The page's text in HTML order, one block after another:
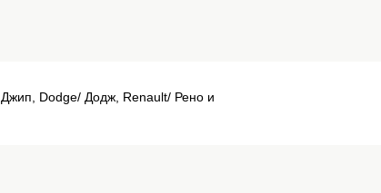
Dodge/ Додж, Renault/ Рено и